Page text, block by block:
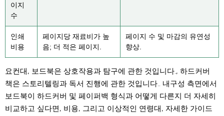
이지
수
인쇄
비용
페이지당 재료비가 높
음; 더 적은 페이지.
페이지 수 및 마감의 유연성
향상.
요컨대, 보드북은 상호작용과 탐구에 관한 것입니다., 하드커버
책은 스토리텔링과 독서 진행에 관한 것입니다.. 내구성 측면에서
보드북이 하드커버 및 페이퍼백 형식과 어떻게 다른지 더 자세히
비교하고 싶다면, 비용, 그리고 이상적인 연령대, 자세한 가이드